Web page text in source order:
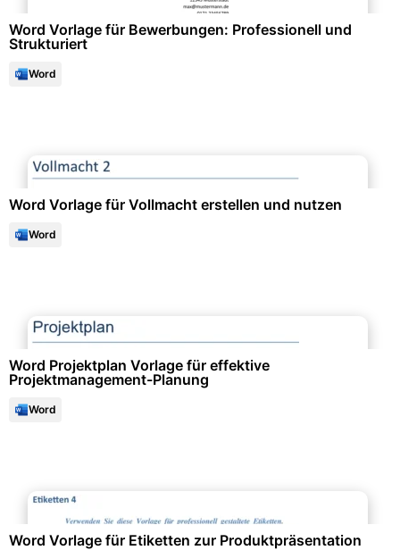
Word Vorlage für Bewerbungen: Professionell und
Strukturiert
Word
Word Vorlage für Vollmacht erstellen und nutzen
Word
Word Projektplan Vorlage für effektive
Projektmanagement-Planung
Word
Word Vorlage für Etiketten zur Produktpräsentation